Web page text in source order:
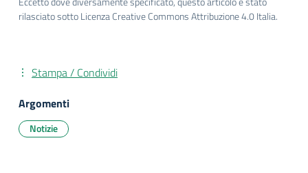
rilasciato sotto Licenza Creative Commons Attribuzione 4.0 Italia.
Stampa / Condividi
Argomenti
Notizie